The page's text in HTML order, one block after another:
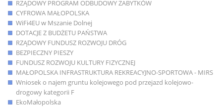
RZĄDOWY PROGRAM ODBUDOWY ZABYTKÓW
CYFROWA MAŁOPOLSKA
WiFi4EU w Mszanie Dolnej
DOTACJE Z BUDŻETU PAŃSTWA
RZĄDOWY FUNDUSZ ROZWOJU DRÓG
BEZPIECZNY PIESZY
FUNDUSZ ROZWOJU KULTURY FIZYCZNEJ
MAŁOPOLSKA INFRASTRUKTURA REKREACYJNO-SPORTOWA - MIRS
Wniosek o najem gruntu kolejowego pod przejazd kolejowo-
drogowy kategorii F
EkoMałopolska